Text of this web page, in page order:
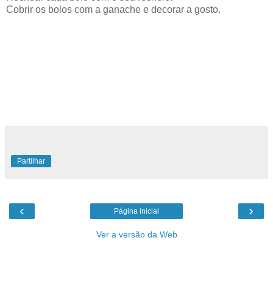
Cobrir os bolos com a ganache e decorar a gosto.
Partilhar
‹ ›
Página inicial
Ver a versão da Web